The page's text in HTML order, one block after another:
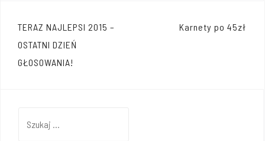
Nawigacja
wpisu
TERAZ NAJLEPSI 2015 –
OSTATNI DZIEŃ
GŁOSOWANIA!
Karnety po 45zł